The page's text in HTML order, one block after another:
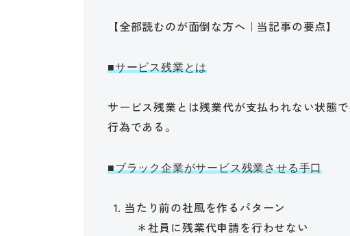
【全部読むのが面倒な方へ｜当記事の要点】
■サービス残業とは
サービス残業とは残業代が支払われない状態
行為である。
■ブラック企業がサービス残業させる手口
当たり前の社風を作るパターン
＊社員に残業代申請を行わせない